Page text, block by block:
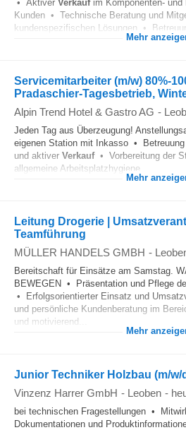
• Aktiver Verkaufim Komponenten- und
Kunden • Technische Beratung und
kundenspezifischen Lösungen •
Mehr
Servicemitarbeiter (m/w) 80%-
Pradaschier-Tagesbetrieb,
Alpin Trend Hotel & Gastro AG -
Jeden Tag aus Überzeugung!
eigenen Station mit Inkasso •
und aktiver Verkauf• Vorbereitung der
allgemeine Arbeitsplatzhygiene...
Mehr
Leitung Drogerie |
Teamführung
MÜLLER HANDELS GMBH -
Bereitschaft für Einsätze am Samstag.
BEWEGEN • Präsentation und Pflege
• Erfolgsorientierter Einsatz und
und persönliche Kundenberatung im
und motivierend...
Mehr
Junior Techniker Holzbau (m/w/
Vinzenz Harrer GmbH - Leoben -
bei technischen Fragestellungen •
Dokumentationen und